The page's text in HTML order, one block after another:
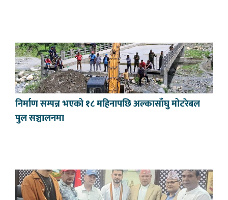
निर्माण सम्पन्न भएको १८ महिनापछि अल्कासाँघु मोटरेबल
पुल सञ्चालनमा